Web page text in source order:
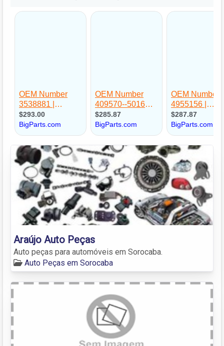
Araújo Auto Peças
Auto peças para automóveis em Sorocaba.
Auto Peças em Sorocaba